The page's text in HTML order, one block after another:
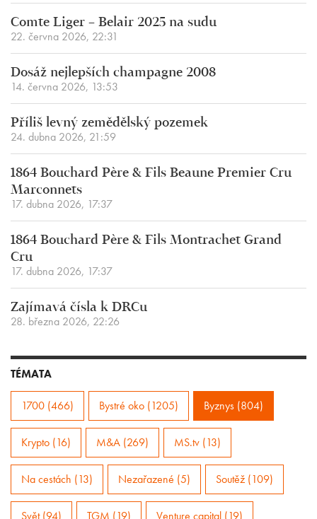
Comte Liger – Belair 2025 na sudu
22. června 2026, 22:31
Dosáž nejlepších champagne 2008
14. června 2026, 13:53
Příliš levný zemědělský pozemek
24. dubna 2026, 21:59
1864 Bouchard Père & Fils Beaune Premier Cru
Marconnets
17. dubna 2026, 17:37
1864 Bouchard Père & Fils Montrachet Grand
Cru
17. dubna 2026, 17:37
Zajímavá čísla k DRCu
28. března 2026, 22:26
TÉMATA
1700 (466) Bystré oko (1205) Byznys (804)
Krypto (16) M&A (269) MS.tv (13)
Na cestách (13) Nezařazené (5) Soutěž (109)
Svět (94) TGM (19) Venture capital (19)